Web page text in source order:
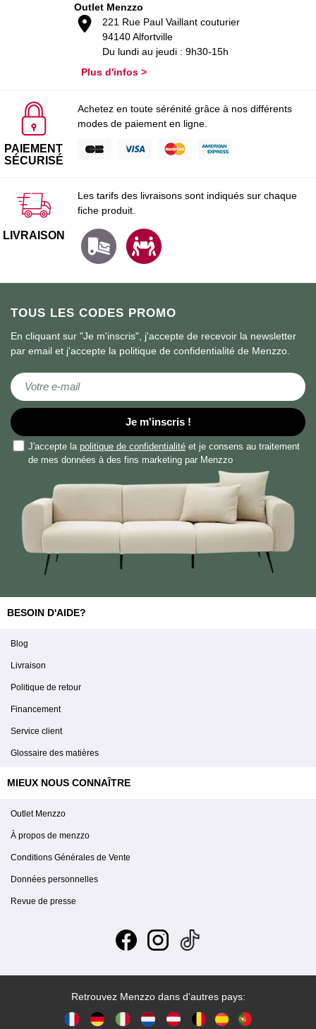
TOUS LES CODES PROMO
En cliquant sur "Je m'inscris", j'accepte de recevoir la newsletter
par email et j'accepte la politique de confidentialité de Menzzo.
Inscription à notre lettre d’information :
Je m'inscris !
J'accepte la politique de confidentialité et je consens au traitement
de mes données à des fins marketing par Menzzo
Outlet Menzzo
221 Rue Paul Vaillant couturier
94140 Alfortville
Du lundi au jeudi : 9h30-15h
Plus d'infos >
PAIEMENT
SÉCURISÉ
Achetez en toute sérénité grâce à nos différents
modes de paiement en ligne.
LIVRAISON
Les tarifs des livraisons sont indiqués sur chaque
fiche produit.
BESOIN D'AIDE?
Blog
Livraison
Politique de retour
Financement
Service client
Glossaire des matières
MIEUX NOUS CONNAÎTRE
Outlet Menzzo
À propos de menzzo
Conditions Générales de Vente
Données personnelles
Revue de presse
Retrouvez Menzzo dans d'autres pays: